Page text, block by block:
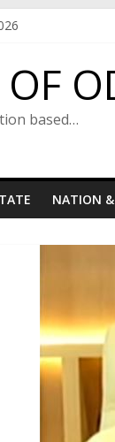
based…
NATION